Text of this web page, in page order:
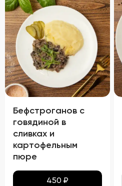
Бефстроганов с
говядиной в
сливках и
картофельным
пюре
450 ₽